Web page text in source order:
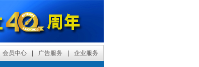
会员中心 广告服务 企业服务